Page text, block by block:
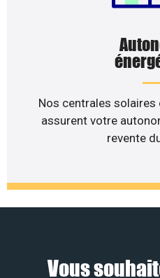
Nos centrales solaires
assurent votre
revente
Vous